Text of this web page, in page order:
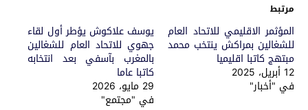
مرتبط
المؤثمر الاقليمي للاتحاد العام
للشغالين بمراكش ينتخب محمد
مبتهج كاتبا اقليميا
12 أبريل، 2025
في "أخبار"
يوسف علاكوش يؤطر أول لقاء
جهوي للاتحاد العام للشغالين
بالمغرب بآسفي بعد انتخابه
كاتبا عاما
29 مايو، 2026
في "مجتمع"